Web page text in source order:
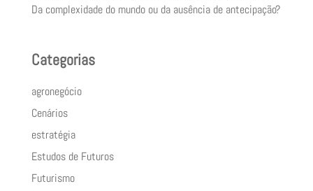
Da complexidade do mundo ou da ausência de antecipação?
Categorias
agronegócio
Cenários
estratégia
Estudos de Futuros
Futurismo